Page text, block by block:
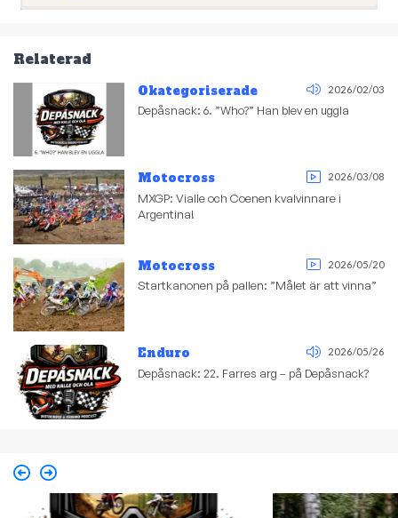
Relaterad
Okategoriserade 2026/02/03
Depåsnack: 6. ”Who?” Han blev en uggla
Motocross 2026/03/08
MXGP: Vialle och Coenen kvalvinnare i
Argentina!
Motocross 2026/05/20
Startkanonen på pallen: ”Målet är att vinna”
Enduro 2026/05/26
Depåsnack: 22. Farres arg – på Depåsnack?